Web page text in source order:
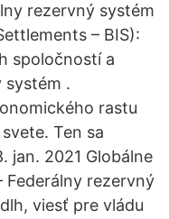
rezervný systém
– BIS):
spoločností a
systém .
rastu
Ten sa
jan. 2021 Globálne
Federálny rezervný
viesť pre vládu